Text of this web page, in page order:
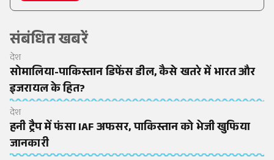
संबंधित खबरें
देश
सोमालिया-पाकिस्तान डिफेंस डील, कैसे खतरे में भारत और
इजरायल के हित?
देश
हनी ट्रैप में फंसा IAF अफसर, पाकिस्तान को भेजी खुफिया
जानकारी